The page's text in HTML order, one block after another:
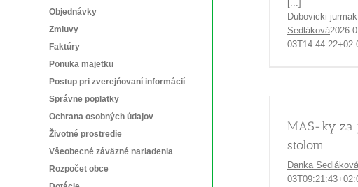
[...]
Dubovicki
Sedláková2026-
MAS-ky za
stolom
Danka Sedláková
Objednávky
Zmluvy
Faktúry
Ponuka majetku
Postup pri zverejňovaní informácií
Správne poplatky
Ochrana osobných údajov
Životné prostredie
Všeobecné záväzné nariadenia
Rozpočet obce